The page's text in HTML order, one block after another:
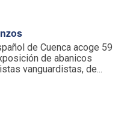
de Cuenca acoge 59
de abanicos
vanguardistas, de...